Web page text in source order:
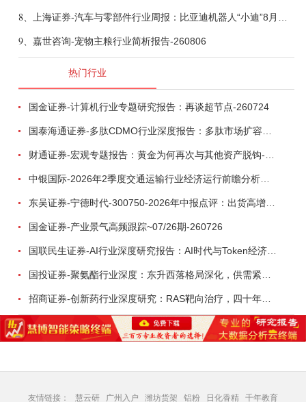
8、
9、 嘉世咨询-宠物主粮行业简析报告-260806
热门行业
国金证券-计算机行业专题研究报告：再谈超节点-260724
中银国际-2026年2季度交通运输行业经济运行前瞻分析：地缘冲突致航运和航空景气度分化，交通基础设施板块总体呈现稳健特征-260724
东吴证券-宁德时代-300750-2026年中报点评：出货高增业绩稳健，回购彰显龙头信心-260726
国金证券-产业景气高频跟踪~07/26期-260726
国联民生证券-AI行业深度研究报告：AI时代与Token经济，从技术符号到数字石油-260801
招商证券-创新药行业深度研究：RAS靶向治疗，四十年不可成药的终结，与终结之后的治疗格局演化-260805
友情链接： 慧云研 广州入户 潍坊货架 铝粉 日化香精 千年教育